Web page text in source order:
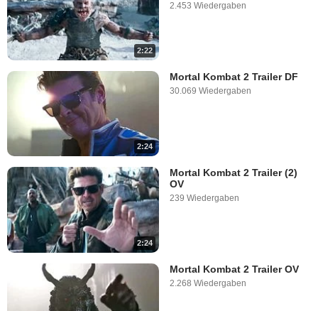
2:22
2.453 Wiedergaben
2:24
Mortal Kombat 2 Trailer DF
30.069 Wiedergaben
2:24
Mortal Kombat 2 Trailer (2)
OV
239 Wiedergaben
Mortal Kombat 2 Trailer OV
2.268 Wiedergaben